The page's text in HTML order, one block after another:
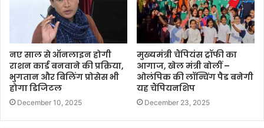
नए साल से ऑनलाइन होगी
राशन कार्ड बनवाने की प्रक्रिया,
भुगतान और बिलिंग प्रोसेस भी
होगा डिजिटल
December 10, 2025
मुख्यमंत्री चैंपियंस ट्रॉफी का
आगाज, खेल मंत्री बोलीं –
ओलंपिक की लॉन्चिंग पैड बनेगी
यह चैंपियनशिप
December 23, 2025